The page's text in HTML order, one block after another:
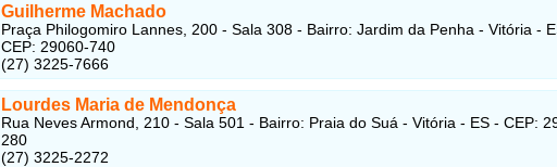
Guilherme Machado
Praça Philogomiro Lannes, 200 - Sala 308 - Bairro: Jardim da Penha - Vitória -
CEP: 29060-740
(27) 3225-7666
Lourdes Maria de Mendonça
Rua Neves Armond, 210 - Sala 501 - Bairro: Praia do Suá - Vitória - ES - CEP:
280
(27) 3225-2272